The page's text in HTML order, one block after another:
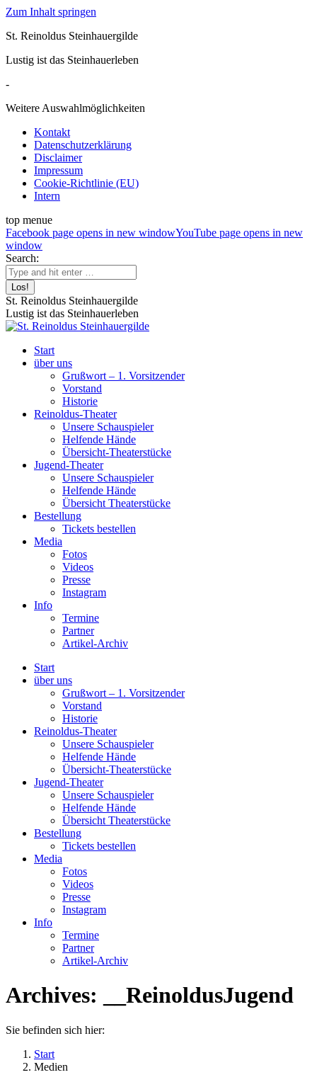
Zum Inhalt springen
St. Reinoldus Steinhauergilde
Lustig ist das Steinhauerleben
-
Weitere Auswahlmöglichkeiten
Kontakt
Datenschutzerklärung
Disclaimer
Impressum
Cookie-Richtlinie (EU)
Intern
top menue
Facebook page opens in new windowYouTube page opens in new
window
Search:
St. Reinoldus Steinhauergilde
Lustig ist das Steinhauerleben
Start
über uns
Grußwort – 1. Vorsitzender
Vorstand
Historie
Reinoldus-Theater
Unsere Schauspieler
Helfende Hände
Übersicht-Theaterstücke
Jugend-Theater
Unsere Schauspieler
Helfende Hände
Übersicht Theaterstücke
Bestellung
Tickets bestellen
Media
Fotos
Videos
Presse
Instagram
Info
Termine
Partner
Artikel-Archiv
Start
über uns
Grußwort – 1. Vorsitzender
Vorstand
Historie
Reinoldus-Theater
Unsere Schauspieler
Helfende Hände
Übersicht-Theaterstücke
Jugend-Theater
Unsere Schauspieler
Helfende Hände
Übersicht Theaterstücke
Bestellung
Tickets bestellen
Media
Fotos
Videos
Presse
Instagram
Info
Termine
Partner
Artikel-Archiv
Archives: __ReinoldusJugend
Sie befinden sich hier:
Start
Medien